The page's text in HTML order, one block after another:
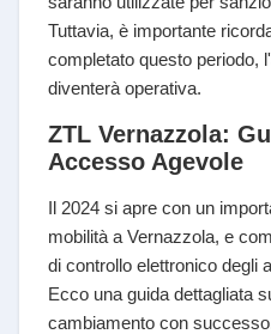
Tuttavia, è importante
completato questo periodo,
diventerà operativa.
ZTL Vernazzola:
Accesso Agevole
Il 2024 si apre con un
mobilità a Vernazzola, e
di controllo elettronico degli
Ecco una guida dettagliata
cambiamento con